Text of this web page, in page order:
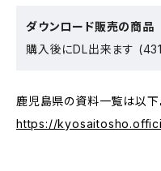
ダウンロード販売の商品
購入後にDL出来ます
鹿児島県の資料一覧は以下
https://